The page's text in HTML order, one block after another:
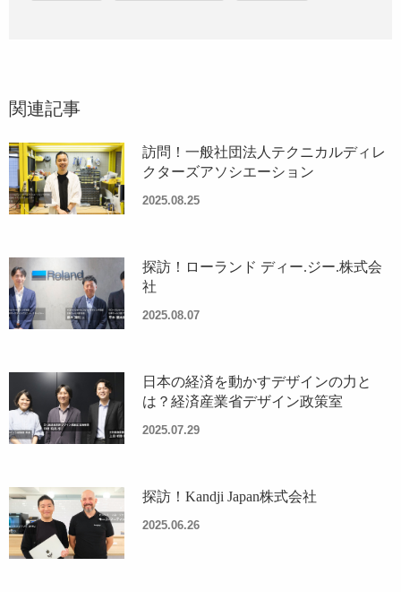
関連記事
訪問！一般社団法人テクニカルディレ
クターズアソシエーション
2025.08.25
探訪！ローランド ディー.ジー.株式会
社
2025.08.07
日本の経済を動かすデザインの力と
は？経済産業省デザイン政策室
2025.07.29
探訪！Kandji Japan株式会社
2025.06.26